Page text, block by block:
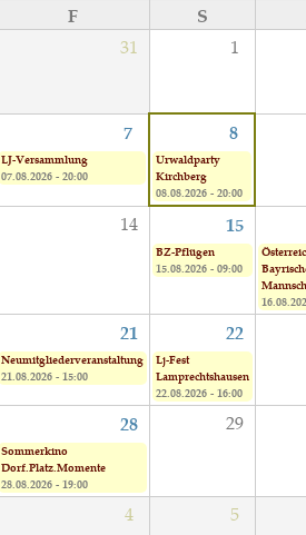
F S
31 1
7 8
LJ-Versammlung
07.08.2026 - 20:00
Urwaldparty
Kirchberg
08.08.2026 - 20:00
14 15
BZ-Pflügen
15.08.2026 - 09:00
21 22
Neumitgliederveranstaltung
21.08.2026 - 15:00
Lj-Fest
Lamprechtshausen
22.08.2026 - 16:00
28 29
Sommerkino
Dorf.Platz.Momente
28.08.2026 - 19:00
4 5